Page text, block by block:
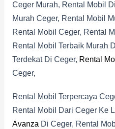
Ceger Murah, Rental Mobil
Murah Ceger, Rental Mobil
Rental Mobil Ceger, Rental
Rental Mobil Terbaik Murah
Terdekat Di Ceger, Rental
Ceger,
Rental Mobil Terpercaya
Rental Mobil Dari Ceger Ke
Avanza Di Ceger, Rental